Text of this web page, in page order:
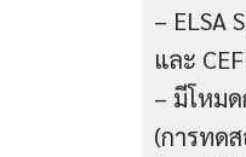
– ELSA
และ
– มีโหม
(การทด